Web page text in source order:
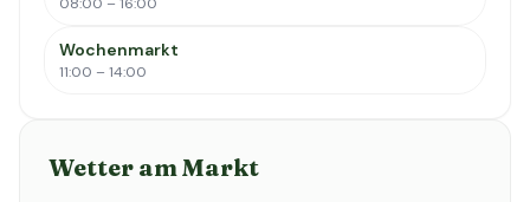
Wochenmarkt
11:00 – 14:00
Wetter am Markt